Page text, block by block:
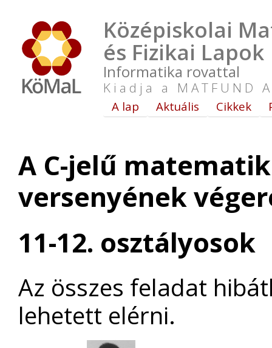
Középiskolai
és Fizikai Lapok
Informatika rovattal
Kiadja a MATFUND
A lap Aktuális Cikkek
A C-jelű
versenyének
11-12. osztályosok
Az összes feladat
lehetett elérni.